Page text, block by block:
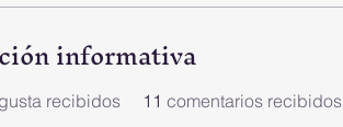
informativa
recibidos 11 comentarios recibidos